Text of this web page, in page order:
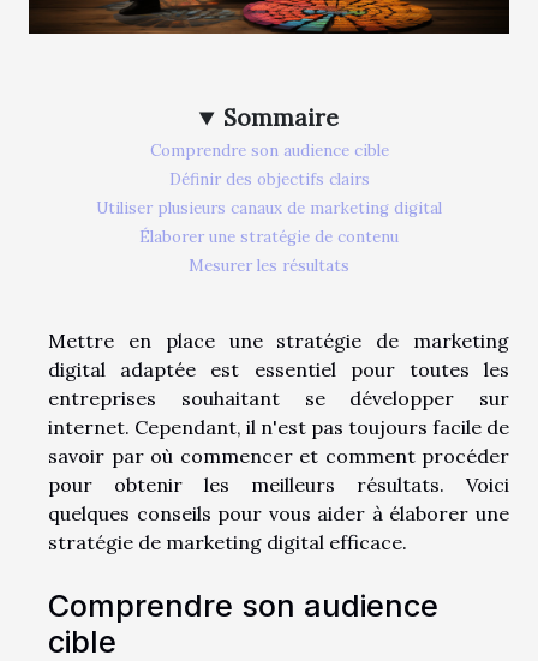
Sommaire
Comprendre son audience cible
Définir des objectifs clairs
Utiliser plusieurs canaux de marketing digital
Élaborer une stratégie de contenu
Mesurer les résultats
Mettre en place une stratégie de marketing
digital adaptée est essentiel pour toutes les
entreprises souhaitant se développer sur
internet. Cependant, il n'est pas toujours facile de
savoir par où commencer et comment procéder
pour obtenir les meilleurs résultats. Voici
quelques conseils pour vous aider à élaborer une
stratégie de marketing digital efficace.
Comprendre son audience
cible